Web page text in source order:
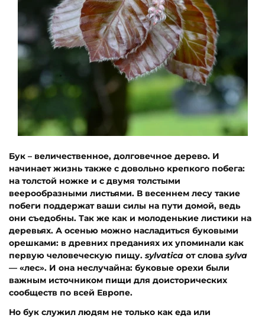
Бук – величественное, долговечное дерево. И
начинает жизнь также с довольно крепкого побега:
на толстой ножке и с двумя толстыми
веерообразными листьями. В весеннем лесу такие
побеги поддержат ваши силы на пути домой, ведь
они съедобны. Так же как и молоденькие листики на
деревьях. А осенью можно насладиться буковыми
орешками: в древних преданиях их упоминали как
первую человеческую пищу. sylvatica от слова sylva
— «лес». И она неслучайна: буковые орехи были
важным источником пищи для доисторических
сообществ по всей Европе.
Но бук служил людям не только как еда или